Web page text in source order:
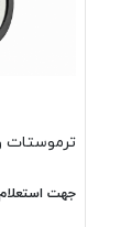
ترموستات وانت
جهت